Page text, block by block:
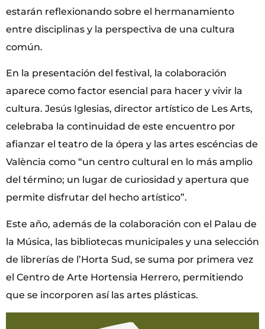
estarán reflexionando sobre el hermanamiento
entre disciplinas y la perspectiva de una cultura
común.
En la presentación del festival, la colaboración
aparece como factor esencial para hacer y vivir la
cultura. Jesús Iglesias, director artístico de Les Arts,
celebraba la continuidad de este encuentro por
afianzar el teatro de la ópera y las artes escéncias de
València como “un centro cultural en lo más amplio
del término; un lugar de curiosidad y apertura que
permite disfrutar del hecho artístico”.
Este año, además de la colaboración con el Palau de
la Música, las bibliotecas municipales y una selección
de librerías de l’Horta Sud, se suma por primera vez
el Centro de Arte Hortensia Herrero, permitiendo
que se incorporen así las artes plásticas.